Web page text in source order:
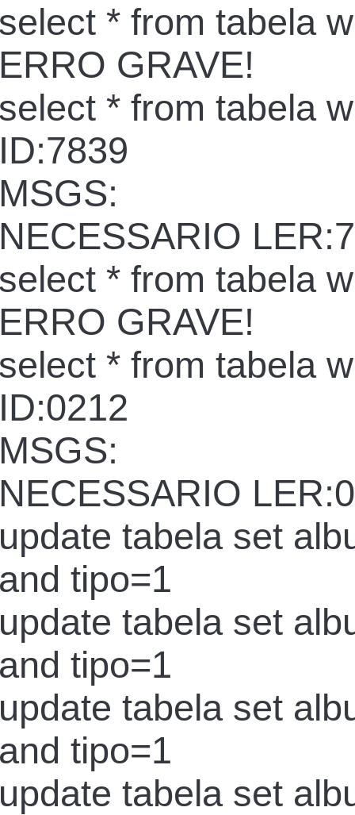
* from tabela
GRAVE!
* from tabela
* from tabela
GRAVE!
* from tabela
tabela set
tipo=1
tabela set
tipo=1
tabela set
tipo=1
tabela set